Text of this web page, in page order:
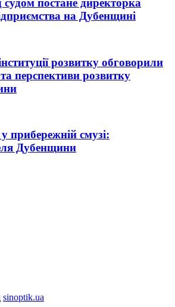
судом постане директорка
на Дубенщині
розвитку обговорили
перспективи розвитку
прибережній смузі:
Дубенщини
sinoptik.ua